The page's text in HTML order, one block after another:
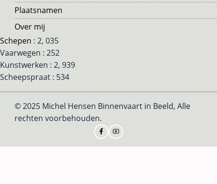
Plaatsnamen
Over mij
Schepen : 2, 035
Vaarwegen : 252
Kunstwerken : 2, 939
Scheepspraat : 534
© 2025 Michel Hensen Binnenvaart in Beeld, Alle
rechten voorbehouden.